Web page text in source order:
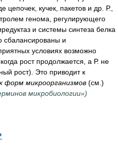
цепочек, кучек, пакетов и др. Р.,
генома, регулирующего
и системы синтеза белка
сбалансированы и
условиях возможно
рост продолжается, а Р. не
рост). Это приводит к
форм микроорганизмов (см.)
микробиологии»)